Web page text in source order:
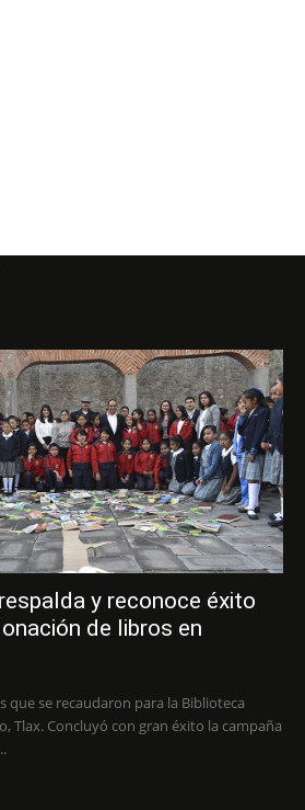
y reconoce éxito
de libros en
que se recaudaron para la Biblioteca